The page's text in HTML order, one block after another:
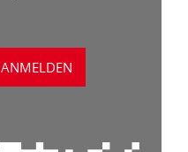
ANMELDEN